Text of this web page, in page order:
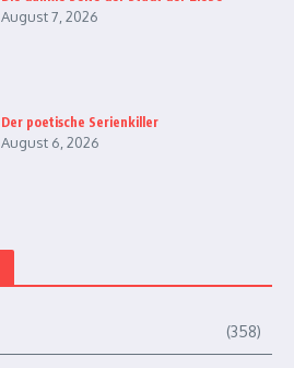
August 7, 2026
Der poetische Serienkiller
August 6, 2026
(358)